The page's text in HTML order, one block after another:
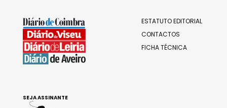
ESTATUTO EDITORIAL
CONTACTOS
FICHA TÉCNICA
SEJA ASSINANTE